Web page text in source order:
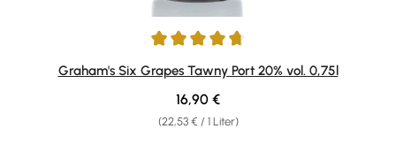
Durchschnittliche Bewertung von 4.77 von 5 Sternen
Graham's Six Grapes Tawny Port 20% vol. 0,75l
(22,53 € / 1 Liter)
Regulärer Preis:
16,90 €